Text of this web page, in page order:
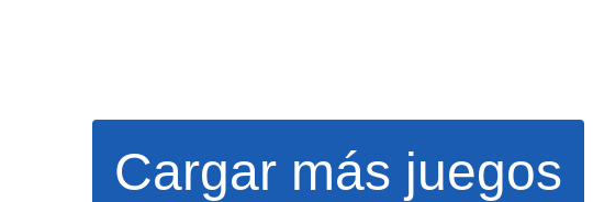
Cargar más juegos